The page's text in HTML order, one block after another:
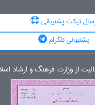
تیکت پشتیبانی
پشتیبانی تلگرام
از وزارت فرهنگ و ارشاد